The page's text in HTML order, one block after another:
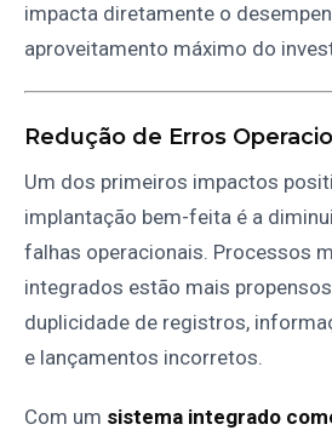
impacta diretamente o
aproveitamento máximo do
Redução de Erros
Um dos primeiros impactos
implantação bem-feita é a
falhas operacionais. Processos
integrados estão mais
duplicidade de registros,
e lançamentos incorretos.
Com um sistema integrado